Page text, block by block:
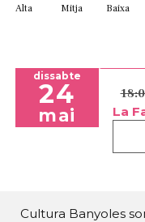
Alta Mitja Baixa
dissabte
24
mai La
Cultura Banyoles